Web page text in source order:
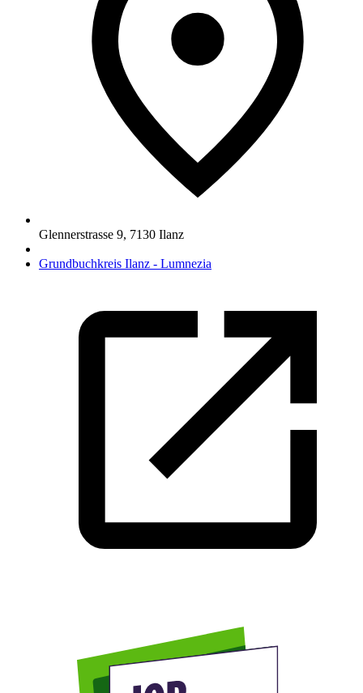
Glennerstrasse 9, 7130 Ilanz
Grundbuchkreis Ilanz - Lumnezia